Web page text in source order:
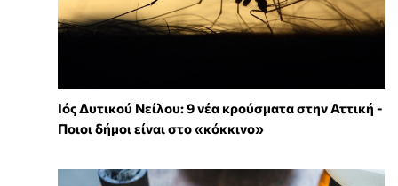
Ιός Δυτικού Νείλου: 9 νέα κρούσματα στην Αττική -
Ποιοι δήμοι είναι στο «κόκκινο»